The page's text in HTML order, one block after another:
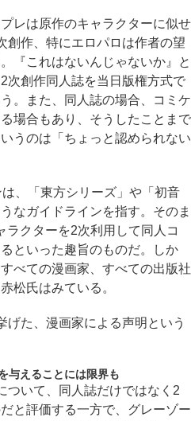
レは原作のキャラクターに似せ
創作、特にエロパロは作者の望
『これはないんじゃないか』と
次創作同人誌を当日版権方式で
。また、同人誌の場合、コミケ
場合もあり、そうしたことまで
うのは「ちょっと認められない
、「東方シリーズ」や「初音
なガイドラインを指す。そのま
ラクターを2次利用して同人コ
といった趣旨のものだ。しか
べての漫画家、すべての出版社
松氏はみている。
た、漫画家による声明という
与えることには限界も
いて、同人誌だけではなく2
と評価する一方で、グレーゾー